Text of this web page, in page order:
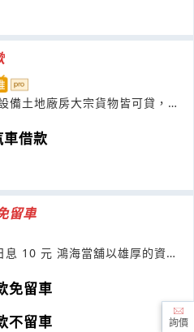
備土地廠房大宗貨物皆可貸，絕
借款
留車
10 元 鴻海當舖以雄厚的資金
免留車
不留車
詢價